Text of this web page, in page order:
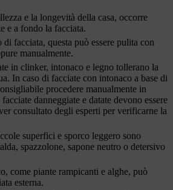
e la longevità della casa, occorre
e a fondo la facciata.
di facciata, questa può essere pulita con
manualmente.
in clinker, intonaco e legno tollerano la
In caso di facciate con intonaco a base di
procedere manualmente in
danneggiate e datate devono essere
consultato degli esperti per verificarne la
superfici e sporco leggero sono
spazzolone, sapone neutro o detersivo
come piante rampicanti e alghe, può
esterna.